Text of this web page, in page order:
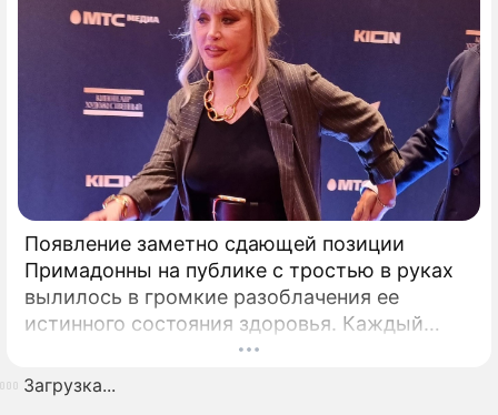
Появление заметно сдающей позиции
Примадонны на публике с тростью в руках
вылилось в громкие разоблачения ее
истинного состояния здоровья. Каждый
выход некогда главной певицы страны в
свет сегодня рассматривается буквально
под микроскопом.
Загрузка...